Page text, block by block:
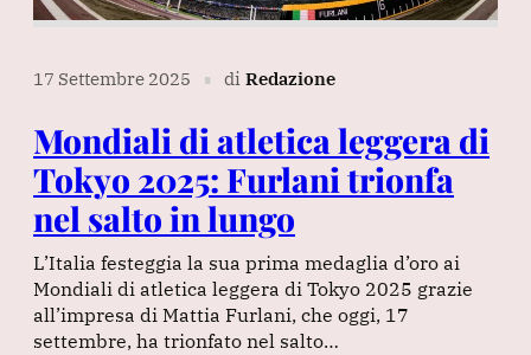
17 Settembre 2025 ∎ di Redazione
Mondiali di atletica leggera di
Tokyo 2025: Furlani trionfa
nel salto in lungo
L’Italia festeggia la sua prima medaglia d’oro ai
Mondiali di atletica leggera di Tokyo 2025 grazie
all’impresa di Mattia Furlani, che oggi, 17
settembre, ha trionfato nel salto…